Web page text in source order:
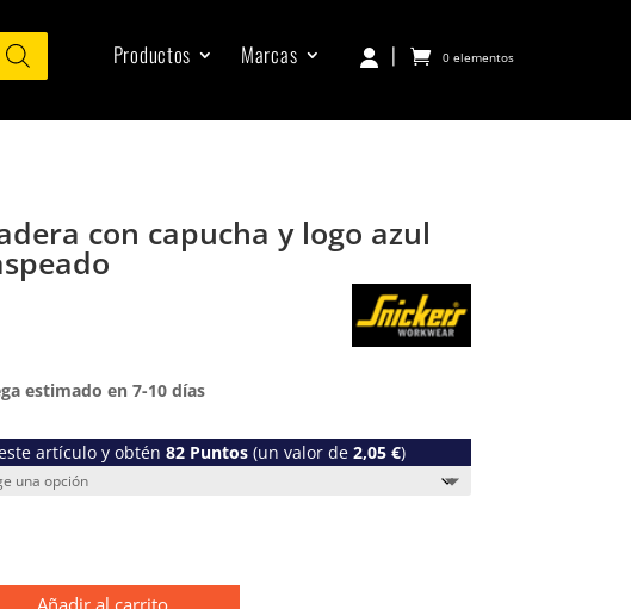
Productos Marcas | 0 elementos
con capucha y logo azul
estimado en 7-10 días
artículo y obtén82 Puntos (un valor de2,05€)